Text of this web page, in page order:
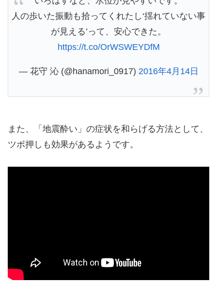
人の歩いた振動も拾ってくれたし‘揺れていない事
が見える’って、安心できた。
https://t.co/OrWSWEYDfM
— 花守 沁 (@hanamori_0917) 2016年4月14日
また、「地震酔い」の症状を和らげる方法として、
ツボ押しも効果があるようです。